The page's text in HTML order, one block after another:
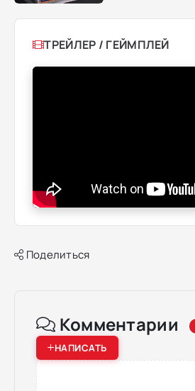
ТРЕЙЛЕР / ГЕЙМПЛЕЙ
Поделиться
Комментарии
НАПИСАТЬ